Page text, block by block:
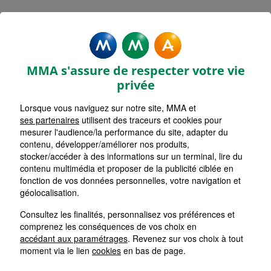
Mentions légales - MMA
GEMOZAC
Accueil
Retour
Mentions Légales
Les cookies sur le site de votre
Agent Général MMA
MMA s'assure de respecter votre vie
privée
Lorsque vous naviguez sur notre site, MMA et
ses partenaires utilisent des traceurs et cookies pour
mesurer l'audience/la performance du site, adapter du
contenu, développer/améliorer nos produits,
stocker/accéder à des informations sur un terminal, lire du
contenu multimédia et proposer de la publicité ciblée en
fonction de vos données personnelles, votre navigation et
géolocalisation.
Consultez les finalités, personnalisez vos préférences et
comprenez les conséquences de vos choix en
accédant aux paramétrages. Revenez sur vos choix à tout
moment via le lien cookies en bas de page.